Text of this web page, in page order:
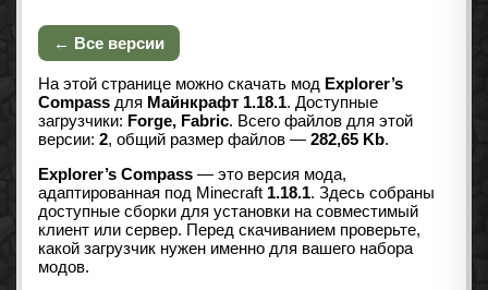
← Все версии
На этой странице можно скачать мод Explorer’s
Compass для Майнкрафт 1.18.1. Доступные
загрузчики: Forge, Fabric. Всего файлов для этой
версии: 2, общий размер файлов — 282,65 Kb.
Explorer’s Compass — это версия мода,
адаптированная под Minecraft 1.18.1. Здесь собраны
доступные сборки для установки на совместимый
клиент или сервер. Перед скачиванием проверьте,
какой загрузчик нужен именно для вашего набора
модов.